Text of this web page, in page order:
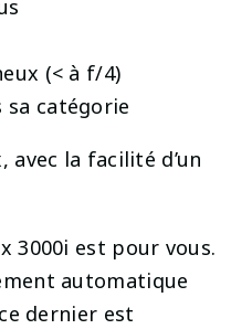
(< à f/4)
sa catégorie
avec la facilité d’un
3000i est pour vous.
automatique
dernier est